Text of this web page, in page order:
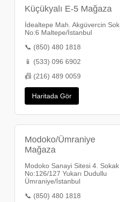
Küçükyalı E-5 Mağaza
İdealtepe Mah. Akgüvercin Sok.
No:6 Maltepe/İstanbul
📞 (850) 480 1818
📱 (533) 096 6902
📠 (216) 489 0059
Haritada Gör
Modoko/Ümraniye
Mağaza
Modoko Sanayi Sitesi 4. Sokak
No:126/127 Yukarı Dudullu
Ümraniye/İstanbul
📞 (850) 480 1818